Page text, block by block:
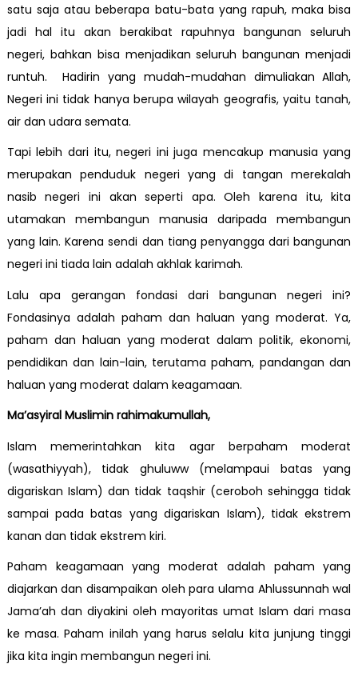
satu saja atau beberapa batu-bata yang rapuh, maka bisa
jadi hal itu akan berakibat rapuhnya bangunan seluruh
negeri, bahkan bisa menjadikan seluruh bangunan menjadi
runtuh. Hadirin yang mudah-mudahan dimuliakan Allah,
Negeri ini tidak hanya berupa wilayah geografis, yaitu tanah,
air dan udara semata.
Tapi lebih dari itu, negeri ini juga mencakup manusia yang
merupakan penduduk negeri yang di tangan merekalah
nasib negeri ini akan seperti apa. Oleh karena itu, kita
utamakan membangun manusia daripada membangun
yang lain. Karena sendi dan tiang penyangga dari bangunan
negeri ini tiada lain adalah akhlak karimah.
Lalu apa gerangan fondasi dari bangunan negeri ini?
Fondasinya adalah paham dan haluan yang moderat. Ya,
paham dan haluan yang moderat dalam politik, ekonomi,
pendidikan dan lain-lain, terutama paham, pandangan dan
haluan yang moderat dalam keagamaan.
Ma’asyiral Muslimin rahimakumullah,
Islam memerintahkan kita agar berpaham moderat
(wasathiyyah), tidak ghuluww (melampaui batas yang
digariskan Islam) dan tidak taqshir (ceroboh sehingga tidak
sampai pada batas yang digariskan Islam), tidak ekstrem
kanan dan tidak ekstrem kiri.
Paham keagamaan yang moderat adalah paham yang
diajarkan dan disampaikan oleh para ulama Ahlussunnah wal
Jama’ah dan diyakini oleh mayoritas umat Islam dari masa
ke masa. Paham inilah yang harus selalu kita junjung tinggi
jika kita ingin membangun negeri ini.